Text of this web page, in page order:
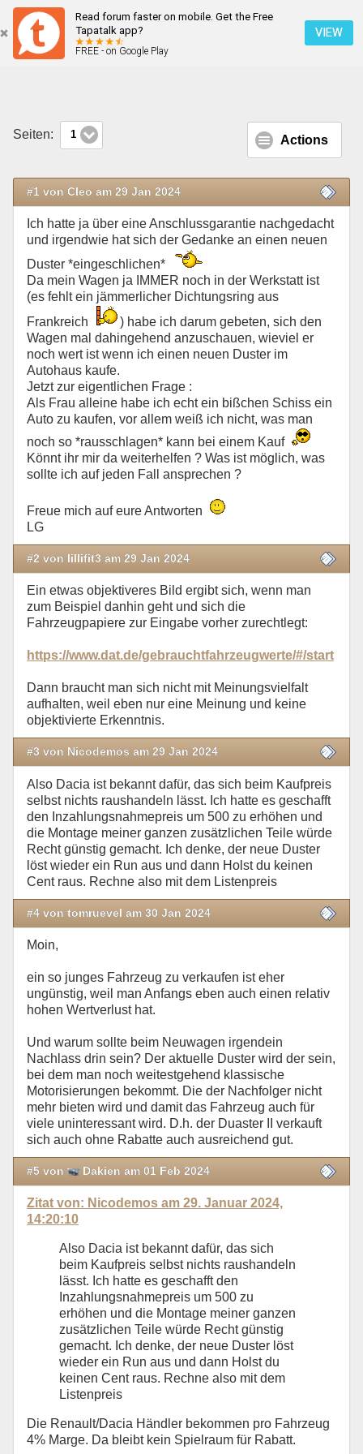
Read forum faster on mobile. Get the Free
Tapatalk app?
FREE - on Google Play
VIEW
Was kann man *rausschlagen* ?
Seiten: 1 Actions
#1 von Cleo am 29 Jan 2024
Ich hatte ja über eine Anschlussgarantie nachgedacht
und irgendwie hat sich der Gedanke an einen neuen
Duster *eingeschlichen*
Da mein Wagen ja IMMER noch in der Werkstatt ist
(es fehlt ein jämmerlicher Dichtungsring aus
Frankreich
) habe ich darum gebeten, sich den
Wagen mal dahingehend anzuschauen, wieviel er
noch wert ist wenn ich einen neuen Duster im
Autohaus kaufe.
Jetzt zur eigentlichen Frage :
Als Frau alleine habe ich echt ein bißchen Schiss ein
Auto zu kaufen, vor allem weiß ich nicht, was man
noch so *rausschlagen* kann bei einem Kauf
Könnt ihr mir da weiterhelfen ? Was ist möglich, was
sollte ich auf jeden Fall ansprechen ?
Freue mich auf eure Antworten
LG
#2 von lillifit3 am 29 Jan 2024
Ein etwas objektiveres Bild ergibt sich, wenn man
zum Beispiel danhin geht und sich die
Fahrzeugpapiere zur Eingabe vorher zurechtlegt:
https://www.dat.de/gebrauchtfahrzeugwerte/#/start
Dann braucht man sich nicht mit Meinungsvielfalt
aufhalten, weil eben nur eine Meinung und keine
objektivierte Erkenntnis.
#3 von Nicodemos am 29 Jan 2024
Also Dacia ist bekannt dafür, das sich beim Kaufpreis
selbst nichts raushandeln lässt. Ich hatte es geschafft
den Inzahlungsnahmepreis um 500 zu erhöhen und
die Montage meiner ganzen zusätzlichen Teile würde
Recht günstig gemacht. Ich denke, der neue Duster
löst wieder ein Run aus und dann Holst du keinen
Cent raus. Rechne also mit dem Listenpreis
#4 von tomruevel am 30 Jan 2024
Moin,
ein so junges Fahrzeug zu verkaufen ist eher
ungünstig, weil man Anfangs eben auch einen relativ
hohen Wertverlust hat.
Und warum sollte beim Neuwagen irgendein
Nachlass drin sein? Der aktuelle Duster wird der sein,
bei dem man noch weitestgehend klassische
Motorisierungen bekommt. Die der Nachfolger nicht
mehr bieten wird und damit das Fahrzeug auch für
viele uninteressant wird. D.h. der Duaster II verkauft
sich auch ohne Rabatte auch ausreichend gut.
#5 von Dakien am 01 Feb 2024
Zitat von: Nicodemos am 29. Januar 2024,
14:20:10
Also Dacia ist bekannt dafür, das sich
beim Kaufpreis selbst nichts raushandeln
lässt. Ich hatte es geschafft den
Inzahlungsnahmepreis um 500 zu
erhöhen und die Montage meiner ganzen
zusätzlichen Teile würde Recht günstig
gemacht. Ich denke, der neue Duster löst
wieder ein Run aus und dann Holst du
keinen Cent raus. Rechne also mit dem
Listenpreis
Die Renault/Dacia Händler bekommen pro Fahrzeug
4% Marge. Da bleibt kein Spielraum für Rabatt.